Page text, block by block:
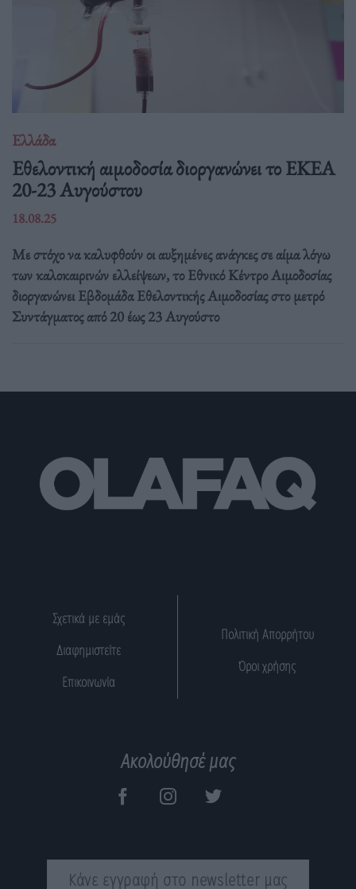
Ελλάδα
Eθελοντική αιμοδοσία διοργανώνει το ΕΚΕΑ
20-23 Αυγούστου
18.08.25
Με στόχο να καλυφθούν οι αυξημένες ανάγκες σε αίμα λόγω
των καλοκαιρινών ελλείψεων, το Εθνικό Κέντρο Αιμοδοσίας
διοργανώνει Εβδομάδα Εθελοντικής Αιμοδοσίας στο μετρό
Συντάγματος από 20 έως 23 Αυγούστο
Σχετικά με εμάς
Διαφημιστείτε
Επικοινωνία
Πολιτική Απορρήτου
Όροι χρήσης
Ακολούθησέ μας
Κάνε εγγραφή στο newsletter μας